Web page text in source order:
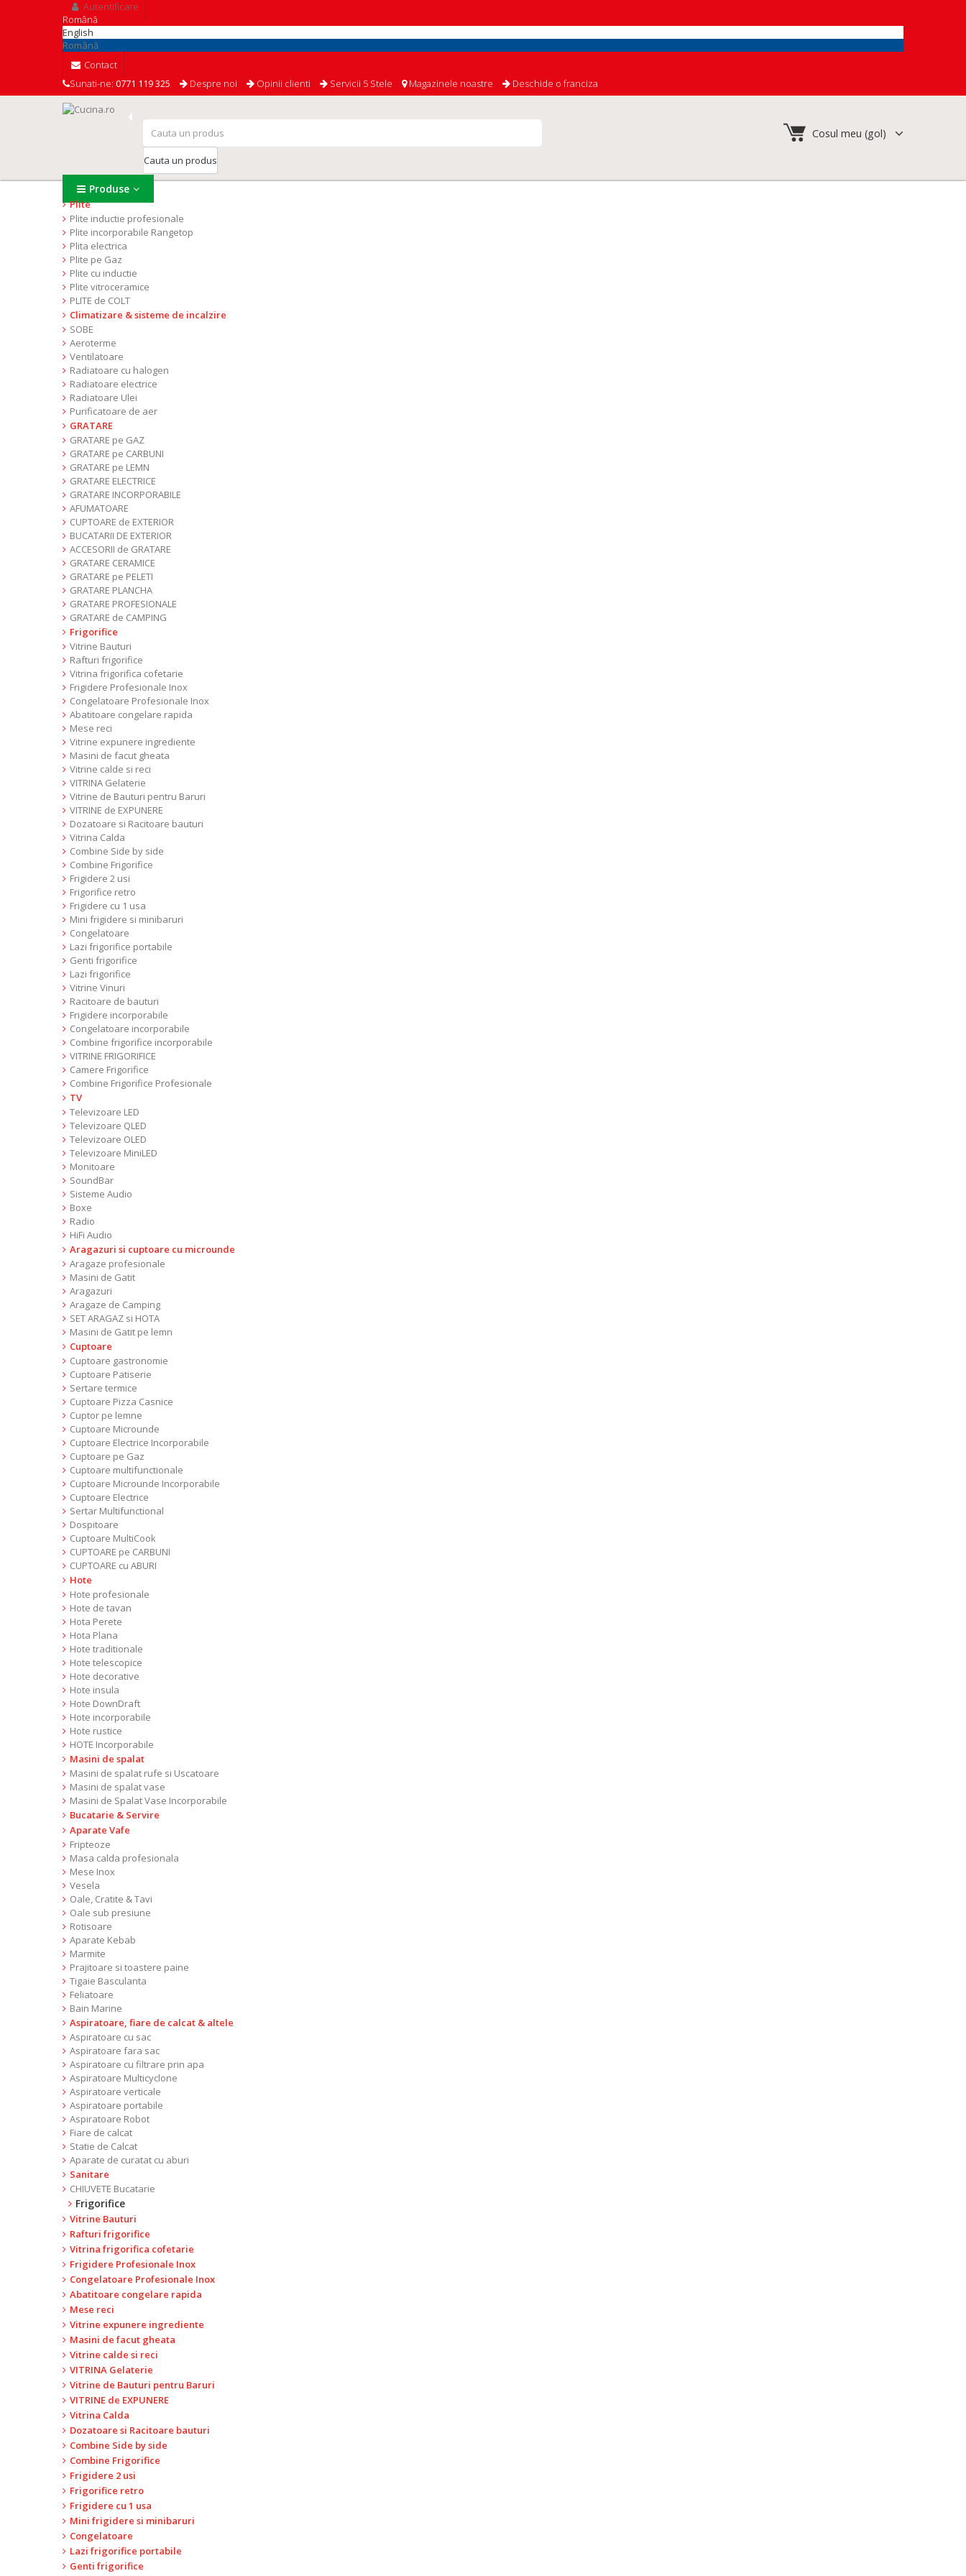
Autentificare
Română
English
Română
Contact
Sunati-ne: 0771 119 325 Despre noi Opinii clienti Servicii 5 Stele Magazinele noastre Deschide o franciza
Cauta un produs
Cosul meu (gol)
Produse
Plite
Plite inductie profesionale
Plite incorporabile Rangetop
Plita electrica
Plite pe Gaz
Plite cu inductie
Plite vitroceramice
PLITE de COLT
Climatizare & sisteme de incalzire
SOBE
Aeroterme
Ventilatoare
Radiatoare cu halogen
Radiatoare electrice
Radiatoare Ulei
Purificatoare de aer
GRATARE
GRATARE pe GAZ
GRATARE pe CARBUNI
GRATARE pe LEMN
GRATARE ELECTRICE
GRATARE INCORPORABILE
AFUMATOARE
CUPTOARE de EXTERIOR
BUCATARII DE EXTERIOR
ACCESORII de GRATARE
GRATARE CERAMICE
GRATARE pe PELETI
GRATARE PLANCHA
GRATARE PROFESIONALE
GRATARE de CAMPING
Frigorifice
Vitrine Bauturi
Rafturi frigorifice
Vitrina frigorifica cofetarie
Frigidere Profesionale Inox
Congelatoare Profesionale Inox
Abatitoare congelare rapida
Mese reci
Vitrine expunere ingrediente
Masini de facut gheata
Vitrine calde si reci
VITRINA Gelaterie
Vitrine de Bauturi pentru Baruri
VITRINE de EXPUNERE
Dozatoare si Racitoare bauturi
Vitrina Calda
Combine Side by side
Combine Frigorifice
Frigidere 2 usi
Frigorifice retro
Frigidere cu 1 usa
Mini frigidere si minibaruri
Congelatoare
Lazi frigorifice portabile
Genti frigorifice
Lazi frigorifice
Vitrine Vinuri
Racitoare de bauturi
Frigidere incorporabile
Congelatoare incorporabile
Combine frigorifice incorporabile
VITRINE FRIGORIFICE
Camere Frigorifice
Combine Frigorifice Profesionale
TV
Televizoare LED
Televizoare QLED
Televizoare OLED
Televizoare MiniLED
Monitoare
SoundBar
Sisteme Audio
Boxe
Radio
HiFi Audio
Aragazuri si cuptoare cu microunde
Aragaze profesionale
Masini de Gatit
Aragazuri
Aragaze de Camping
SET ARAGAZ si HOTA
Masini de Gatit pe lemn
Cuptoare
Cuptoare gastronomie
Cuptoare Patiserie
Sertare termice
Cuptoare Pizza Casnice
Cuptor pe lemne
Cuptoare Microunde
Cuptoare Electrice Incorporabile
Cuptoare pe Gaz
Cuptoare multifunctionale
Cuptoare Microunde Incorporabile
Cuptoare Electrice
Sertar Multifunctional
Dospitoare
Cuptoare MultiCook
CUPTOARE pe CARBUNI
CUPTOARE cu ABURI
Hote
Hote profesionale
Hote de tavan
Hota Perete
Hota Plana
Hote traditionale
Hote telescopice
Hote decorative
Hote insula
Hote DownDraft
Hote incorporabile
Hote rustice
HOTE Incorporabile
Masini de spalat
Masini de spalat rufe si Uscatoare
Masini de spalat vase
Masini de Spalat Vase Incorporabile
Bucatarie & Servire
Aparate Vafe
Fripteoze
Masa calda profesionala
Mese Inox
Vesela
Oale, Cratite & Tavi
Oale sub presiune
Rotisoare
Aparate Kebab
Marmite
Prajitoare si toastere paine
Tigaie Basculanta
Feliatoare
Bain Marine
Aspiratoare, fiare de calcat & altele
Aspiratoare cu sac
Aspiratoare fara sac
Aspiratoare cu filtrare prin apa
Aspiratoare Multicyclone
Aspiratoare verticale
Aspiratoare portabile
Aspiratoare Robot
Fiare de calcat
Statie de Calcat
Aparate de curatat cu aburi
Sanitare
CHIUVETE Bucatarie
Frigorifice
Vitrine Bauturi
Rafturi frigorifice
Vitrina frigorifica cofetarie
Frigidere Profesionale Inox
Congelatoare Profesionale Inox
Abatitoare congelare rapida
Mese reci
Vitrine expunere ingrediente
Masini de facut gheata
Vitrine calde si reci
VITRINA Gelaterie
Vitrine de Bauturi pentru Baruri
VITRINE de EXPUNERE
Vitrina Calda
Dozatoare si Racitoare bauturi
Combine Side by side
Combine Frigorifice
Frigidere 2 usi
Frigorifice retro
Frigidere cu 1 usa
Mini frigidere si minibaruri
Congelatoare
Lazi frigorifice portabile
Genti frigorifice